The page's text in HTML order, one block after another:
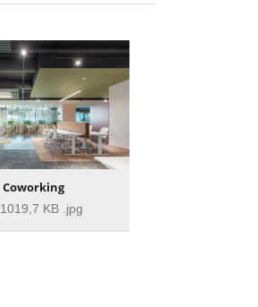
Coworking
1019,7 KB .jpg